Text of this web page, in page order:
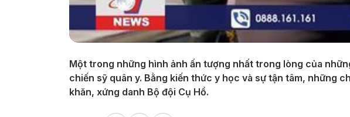
Một trong những hình ảnh ấn tượng nhất trong lòng của
chiến sỹ quân y. Bằng kiến thức y học và sự tận tâm, những
khăn, xứng danh Bộ đội Cụ Hồ.